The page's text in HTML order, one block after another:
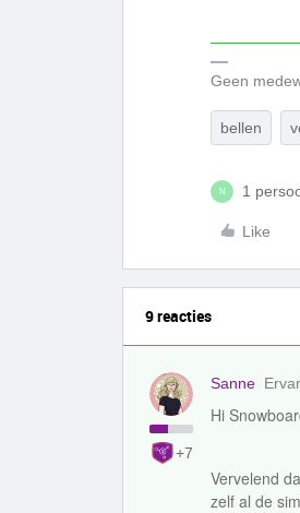
Geen
bellen
N 1
Like
9 reacties
+7
Sanne
Hi
Vervelend
zelf al de